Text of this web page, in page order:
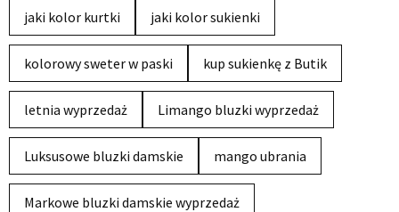
jaki kolor kurtki jaki kolor sukienki
kolorowy sweter w paski kup sukienkę z Butik
letnia wyprzedaż Limango bluzki wyprzedaż
Luksusowe bluzki damskie mango ubrania
Markowe bluzki damskie wyprzedaż